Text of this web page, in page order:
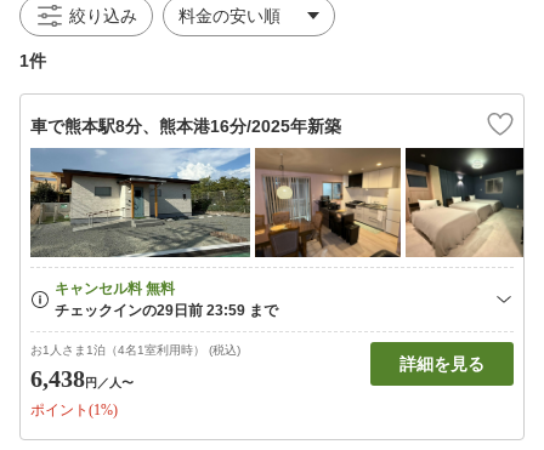
絞り込み
1件
車で熊本駅8分、熊本港16分/2025年新築
お1人さま1泊（4名1室利用時） (税込)
6,438円 ／人〜
ポイント(1%)
詳細を見る